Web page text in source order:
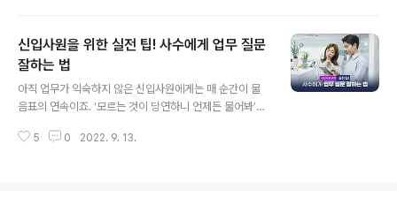
서 오늘은 입사 욕구를 불러일으킬 이색 회사 복지 제도들
을 여러분께 소개할게요 😊 ● 집안일은 걱정 말고, 마음
편히 일하세요! 라이프 지원 복지 제도 직원들이 회사일에
오롯이 집중할 수 있도록 집안일을 대신 해결해주는 일명
고 있는데요. 한 게임회사에서는 1인 가구 직원들을 위해
신입사원을 위한 실전 팁! 사수에게 업무 질문
잘하는 법
아직 업무가 익숙하지 않은 신입사원에게는 매 순간이 물
음표의 연속이죠. ‘모르는 것이 당연하니 언제든 물어봐’라
것이 망설여지는데요. 게다가 용기를 내어 묻고, 답변을 들
5 0 2022. 9. 13.